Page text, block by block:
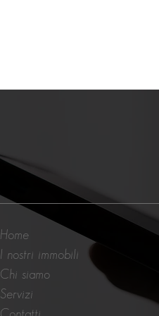
Home
I nostri immobili
Chi siamo
Servizi